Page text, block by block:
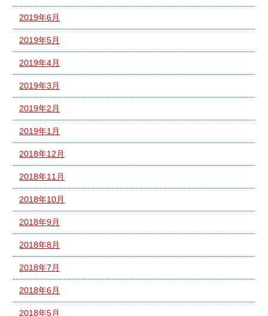
2019年6月
2019年5月
2019年4月
2019年3月
2019年2月
2019年1月
2018年12月
2018年11月
2018年10月
2018年9月
2018年8月
2018年7月
2018年6月
2018年5月